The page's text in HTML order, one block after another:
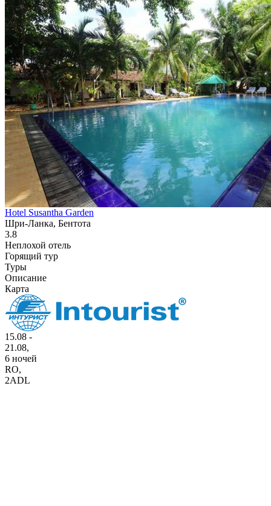
Hotel Susantha Garden
Шри-Ланка, Бентота
3.8
Неплохой отель
Горящий тур
Туры
Описание
Карта
15.08 -
21.08,
6 ночей
RO,
2ADL